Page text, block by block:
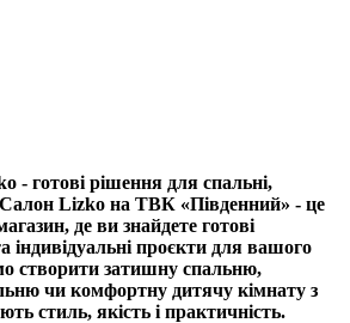
- готові рішення для спальні,
Салон Lizko на ТВК «Південний» - це
де ви знайдете готові
індивідуальні проєкти для вашого
створити затишну спальню,
чи комфортну дитячу кімнату з
стиль, якість і практичність.